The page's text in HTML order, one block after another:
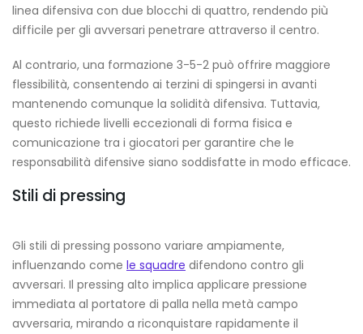
linea difensiva con due blocchi di quattro, rendendo più
difficile per gli avversari penetrare attraverso il centro.
Al contrario, una formazione 3-5-2 può offrire maggiore
flessibilità, consentendo ai terzini di spingersi in avanti
mantenendo comunque la solidità difensiva. Tuttavia,
questo richiede livelli eccezionali di forma fisica e
comunicazione tra i giocatori per garantire che le
responsabilità difensive siano soddisfatte in modo efficace.
Stili di pressing
Gli stili di pressing possono variare ampiamente,
influenzando come le squadre difendono contro gli
avversari. Il pressing alto implica applicare pressione
immediata al portatore di palla nella metà campo
avversaria, mirando a riconquistare rapidamente il